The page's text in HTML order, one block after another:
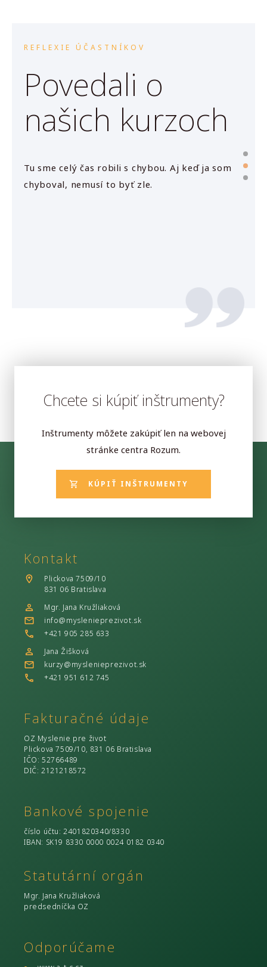
REFLEXIE ÚČASTNÍKOV
Povedali o
našich kurzoch
Tu sme celý čas robili s chybou. Aj keď ja som
chyboval, nemusí to byť zle.
Silné
Chcete si kúpiť inštrumenty?
Inštrumenty môžete zakúpiť len na webovej
stránke centra Rozum.
KÚPIŤ INŠTRUMENTY
Kontakt
Plickova 7509/10
831 06 Bratislava
Mgr. Jana Kružliaková
info@myslenieprezivot.sk
+421 905 285 633
Jana Žišková
kurzy@myslenieprezivot.sk
+421 951 612 745
Fakturačné údaje
OZ Myslenie pre život
Plickova 7509/10, 831 06 Bratislava
IČO: 52766489
DIČ: 2121218572
Bankové spojenie
číslo účtu: 2401820340/8330
IBAN: SK19 8330 0000 0024 0182 0340
Statutární orgán
Mgr. Jana Kružliaková
predsedníčka OZ
Odporúčame